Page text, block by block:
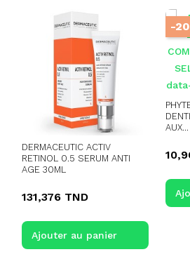
DERMACEUTIC ACTIV
RETINOL 0.5 SERUM ANTI
AGE 30ML
131,376 TND
Ajouter au panier
-
AUX...